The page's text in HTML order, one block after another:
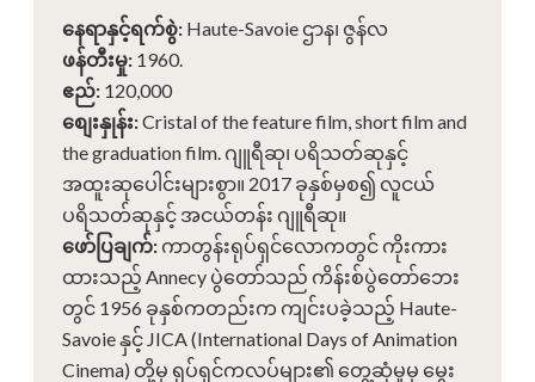
နေရာနှင့်ရက်စွဲ: Haute-Savoie ဌာန၊ ဇွန်လ
ဖန်တီးမှု: 1960.
ဧည်: 120,000
စျေးနှုန်း:Cristal of the feature film, short film and
the graduation film. ဂျူရီဆု၊ ပရိသတ်ဆုနှင့်
အထူးဆုပေါင်းများစွာ။ 2017 ခုနှစ်မှစ၍ လူငယ်
ပရိသတ်ဆုနှင့် အငယ်တန်း ဂျူရီဆု။
ဖော်ပြချက်: ကာတွန်းရုပ်ရှင်လောကတွင် ကိုးကား
ထားသည့် Annecy ပွဲတော်သည် ကိန်းစ်ပွဲတော်ဘေး
တွင် 1956 ခုနှစ်ကတည်းက ကျင်းပခဲ့သည့် Haute-
Savoie နှင့် JICA (International Days of Animation
Cinema) တို့မှ ရုပ်ရှင်ကလပ်များ၏ တွေ့ဆုံမှုမှ မွေး